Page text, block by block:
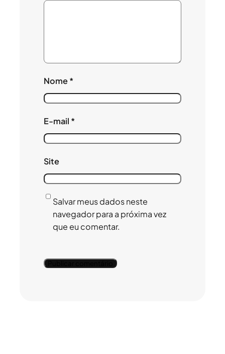
Nome*
E-mail *
Site
Salvar meus dados neste
navegador para a próxima vez
que eu comentar.